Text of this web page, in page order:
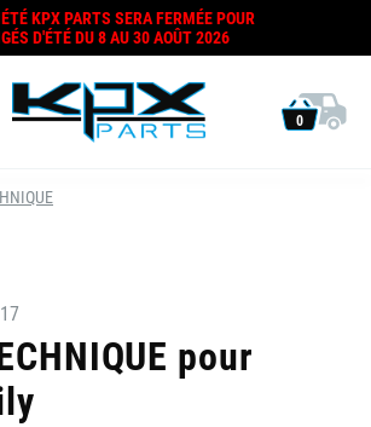
KPX PARTS SERA FERMÉE POUR
D'ÉTÉ DU 8 AU 30 AOÛT 2026
0
pour